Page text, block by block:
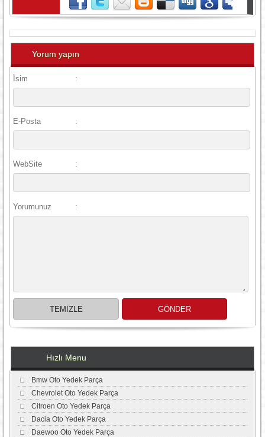
Yorum yapın
İsim :
E-Posta :
WebSite :
Yorumunuz :
Hızlı Menu
Bmw Oto Yedek Parça
Chevrolet Oto Yedek Parça
Citroen Oto Yedek Parça
Dacia Oto Yedek Parça
Daewoo Oto Yedek Parça